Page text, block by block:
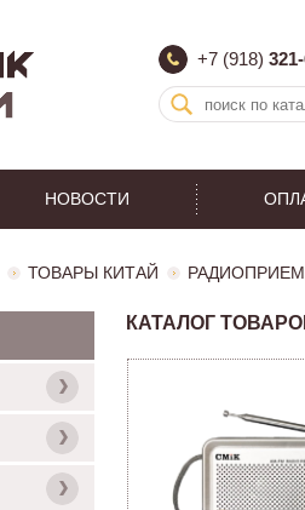
+7 (918)
НОВОСТИ
ТОВАРЫ КИТАЙ
КАТАЛОГ